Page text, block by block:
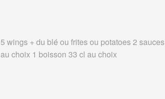
5 wings + du blé ou frites ou potatoes 2 sauces
au choix 1 boisson 33 cl au choix